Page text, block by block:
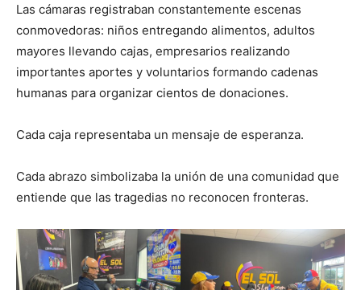
Las cámaras registraban constantemente escenas
conmovedoras: niños entregando alimentos, adultos
mayores llevando cajas, empresarios realizando
importantes aportes y voluntarios formando cadenas
humanas para organizar cientos de donaciones.
Cada caja representaba un mensaje de esperanza.
Cada abrazo simbolizaba la unión de una comunidad que
entiende que las tragedias no reconocen fronteras.